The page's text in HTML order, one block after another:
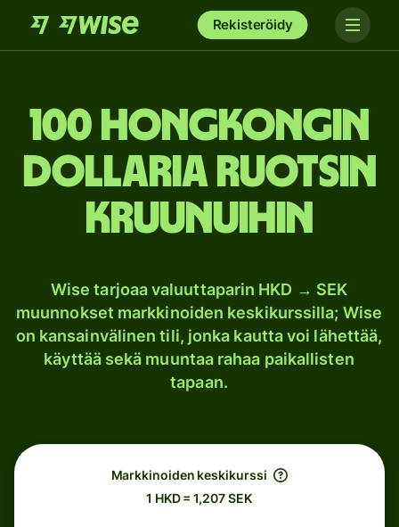
Rekisteröidy
100 Hongkongin
dollaria Ruotsin
kruunuihin
Wise tarjoaa valuuttaparin HKD → SEK
muunnokset markkinoiden keskikurssilla; Wise
on kansainvälinen tili, jonka kautta voi lähettää,
käyttää sekä muuntaa rahaa paikallisten
tapaan.
Markkinoiden keskikurssi
1 HKD = 1,207 SEK